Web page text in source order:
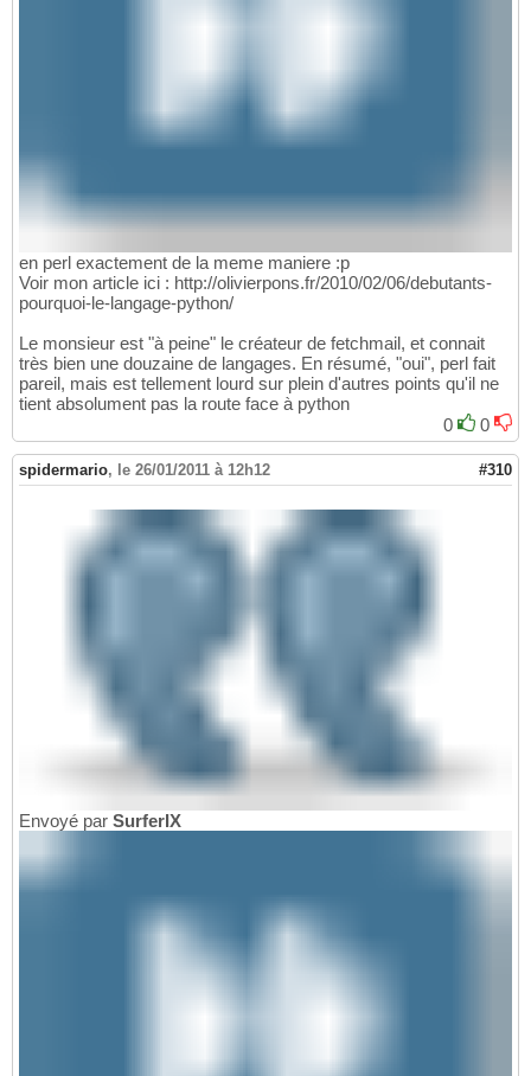
en perl exactement de la meme maniere :p
Voir mon article ici : http://olivierpons.fr/2010/02/06/debutants-
pourquoi-le-langage-python/
Le monsieur est "à peine" le créateur de fetchmail, et connait
très bien une douzaine de langages. En résumé, "oui", perl fait
pareil, mais est tellement lourd sur plein d'autres points qu'il ne
tient absolument pas la route face à python
0
0
spidermario, le 26/01/2011 à 12h12 #310
Envoyé par SurferIX